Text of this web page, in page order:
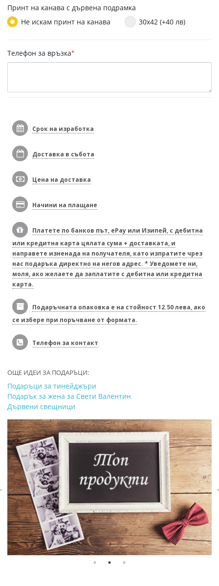
Принт на канава с дървена подрамка
Не искам принт на канава
30x42 (+40 лв)
Телефон за връзка*
Срок на изработка
Доставка в събота
Цена на доставка
Начини на плащане
Платете по банков път, ePay или Изипей, с дебитна
или кредитна карта цялата сума + доставката, и
направете изненада на получателя, като изпратите чрез
нас подаръка директно на негов адрес. * Уведомете ни,
моля, ако желаете да заплатите с дебитна или кредитна
карта.
Подаръчната опаковка е на стойност 12.50 лева, ако
се избере при поръчване от формата.
Телефон за контакт
ОЩЕ ИДЕИ ЗА ПОДАРЪЦИ:
Подаръци за тинейджъри
Подарък за жена за Свети Валентин
Дървени свещници